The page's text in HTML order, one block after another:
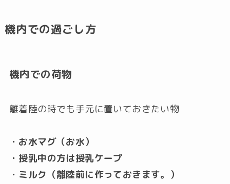
機内での過ごし方
機内での荷物
離着陸の時でも手元に置いておきたい物
・お水マグ（お水）
・授乳中の方は授乳ケープ
・ミルク（離陸前に作っておきます。）